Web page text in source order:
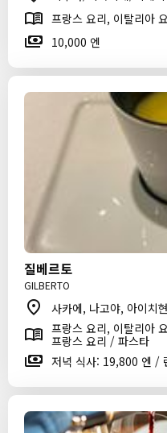
프랑스 요리, 이탈리아
10,000 엔
질베르토
GILBERTO
사카에, 나고야, 아이치현
프랑스 요리, 이탈리아
프랑스 요리 / 파스타
저녁 식사: 19,800 엔 /